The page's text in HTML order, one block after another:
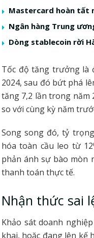
Mastercard hoàn tất
Ngân hàng Trung
Dòng stablecoin rời
Tốc độ tăng trưởng là
2024, sau đó bứt phá
tăng 7,2 lần trong năm
so với cùng kỳ năm
Song song đó, tỷ
hóa toàn cầu leo từ
phản ánh sự bào mòn
thanh toán thực tế.
Nhận thức sai
Khảo sát doanh
khai, hoặc đang lên kế